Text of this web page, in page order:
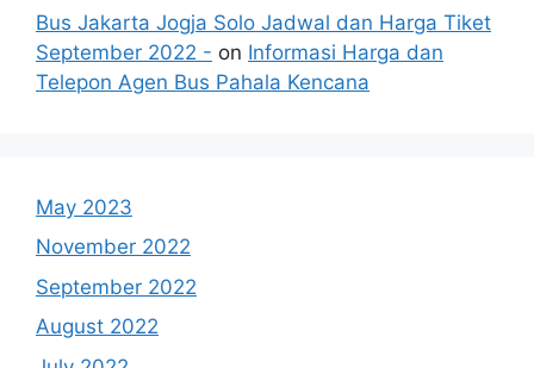
Bus Jakarta Jogja Solo Jadwal dan Harga Tiket
September 2022 - on Informasi Harga dan
Telepon Agen Bus Pahala Kencana
May 2023
November 2022
September 2022
August 2022